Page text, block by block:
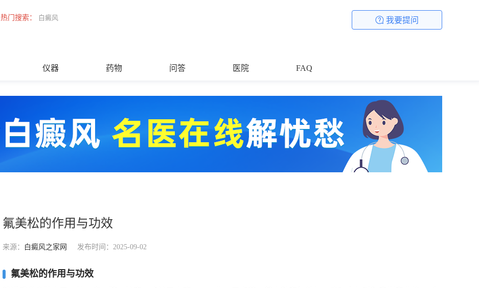
热门搜索： 白癜风 我要提问
仪器 药物 问答 医院 FAQ
氟美松的作用与功效
来源： 白癜风之家网 发布时间：2025-09-02
氟美松的作用与功效